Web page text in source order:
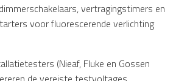
vertragingstimers en
voor fluorescerende verlichting
(Nieaf, Fluke en Gossen